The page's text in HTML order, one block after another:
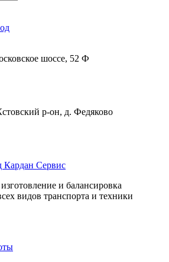
шоссе, 52 Ф
р-он, д. Федяково
и балансировка
видов транспорта и техники